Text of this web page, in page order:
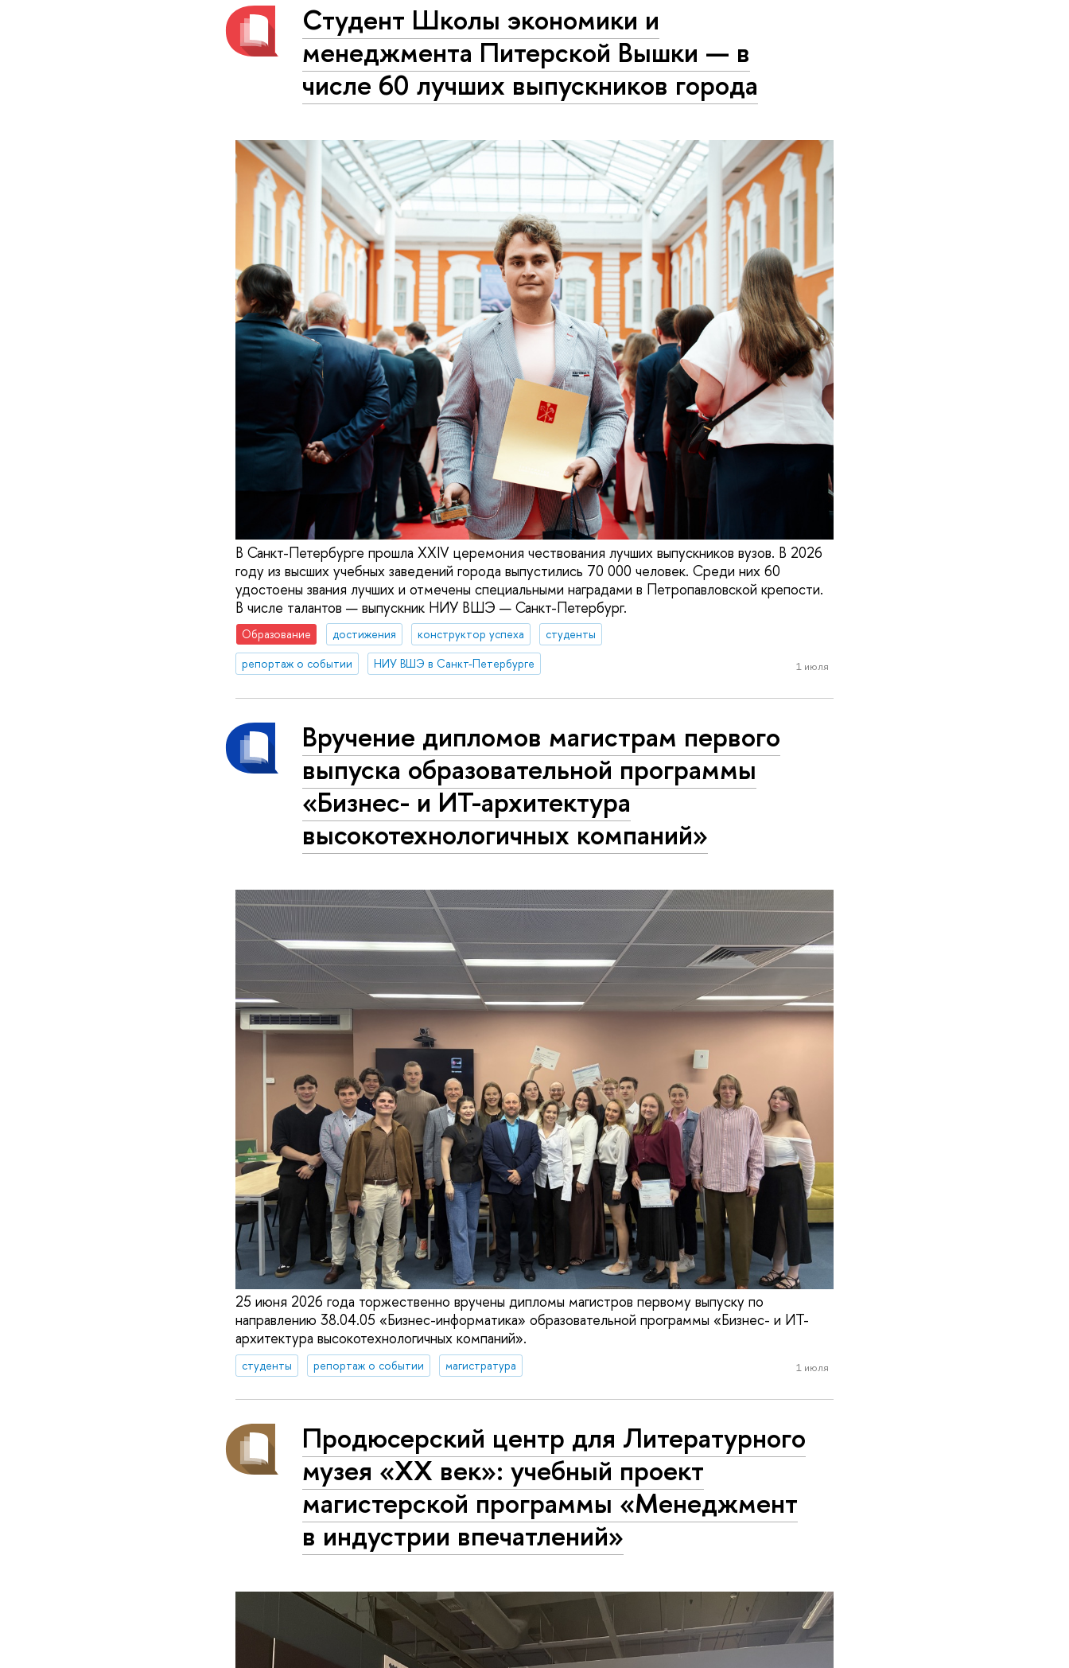
Студент Школы экономики и
менеджмента Питерской Вышки — в
числе 60 лучших выпускников города
В Санкт-Петербурге прошла XXIV церемония чествования лучших выпускников вузов. В 2026
году из высших учебных заведений города выпустились 70 000 человек. Среди них 60
удостоены звания лучших и отмечены специальными наградами в Петропавловской крепости.
В числе талантов — выпускник НИУ ВШЭ — Санкт-Петербург.
Образование достижения конструктор успеха
студенты
репортаж о событии
НИУ ВШЭ в Санкт-Петербурге 1 июля
Вручение дипломов магистрам первого
выпуска образовательной программы
«Бизнес- и ИТ-архитектура
высокотехнологичных компаний»
25 июня 2026 года торжественно вручены дипломы магистров первому выпуску по
направлению 38.04.05 «Бизнес-информатика» образовательной программы «Бизнес- и ИТ-
архитектура высокотехнологичных компаний».
студенты репортаж о событии магистратура 1 июля
Продюсерский центр для Литературного
музея «XX век»: учебный проект
магистерской программы «Менеджмент
в индустрии впечатлений»